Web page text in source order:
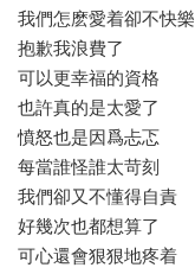
我們怎麽愛着卻不快樂
抱歉我浪費了
可以更幸福的資格
也許真的是太愛了
憤怒也是因爲忐忑
每當誰怪誰太苛刻
我們卻又不懂得自責
好幾次也都想算了
可心還會狠狠地疼着